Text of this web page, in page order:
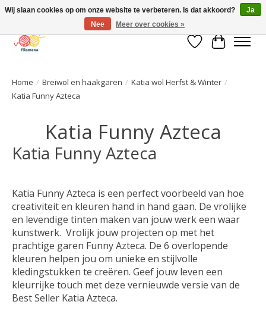
Verlanglijst
Home / Breiwol en haakgaren / Katia wol Herfst & Winter /
Katia Funny Azteca
Katia Funny Azteca
Katia Funny Azteca
Katia Funny Azteca is een perfect voorbeeld van hoe
creativiteit en kleuren hand in hand gaan. De vrolijke
en levendige tinten maken van jouw werk een waar
kunstwerk. Vrolijk jouw projecten op met het
prachtige garen Funny Azteca. De 6 overlopende
kleuren helpen jou om unieke en stijlvolle
kledingstukken te creëren. Geef jouw leven een
kleurrijke touch met deze vernieuwde versie van de
Best Seller Katia Azteca.
Wij slaan cookies op om onze website te verbeteren. Is dat akkoord?
Ja
Nee
Meer over cookies »